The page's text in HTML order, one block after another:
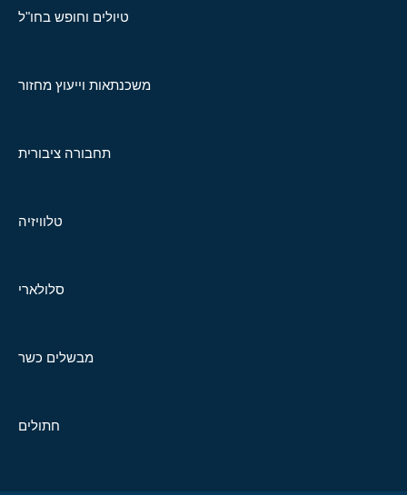
טיולים וחופש בחו"ל
משכנתאות וייעוץ מחזור
תחבורה ציבורית
טלוויזיה
סלולארי
מבשלים כשר
חתולים